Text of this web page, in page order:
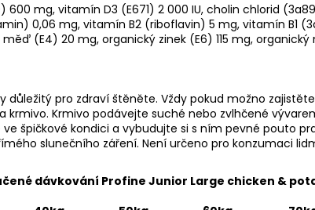
mg, vitamín D3 (E671) 2 000 IU, cholin chlorid
0,06 mg, vitamín B2 (riboflavin) 5 mg, vitamín B1
(E4) 20 mg, organický zinek (E6) 115 mg,
důležitý pro zdraví štěněte. Vždy pokud možno
Krmivo podávejte suché nebo zvlhčené
špičkové kondici a vybudujte si s ním pevné pouto
slunečního záření. Není určeno pro konzumaci
dávkování Profine Junior Large chicken &